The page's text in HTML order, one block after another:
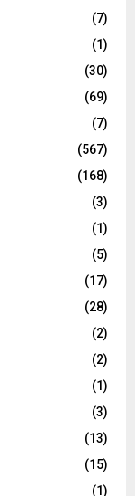
(7)
(1)
(30)
(69)
(7)
(567)
(168)
(3)
(1)
(5)
(17)
(28)
(2)
(2)
(1)
(3)
(13)
(15)
(1)